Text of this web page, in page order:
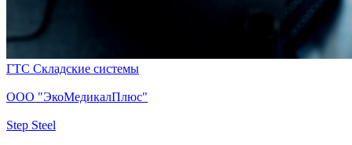
ГТС Складские системы
ООО "ЭкоМедикалПлюс"
Step Steel